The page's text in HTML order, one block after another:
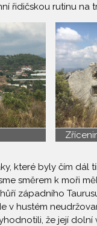
řidičskou rutinu na
které byly čím dál
směrem k moři
západního
v hustém
že její dolní